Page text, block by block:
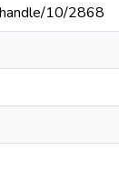
10/2868